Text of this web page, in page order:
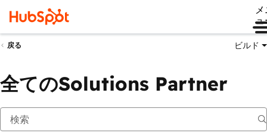
ュ
戻る ビルド
全てのSolutions Partner